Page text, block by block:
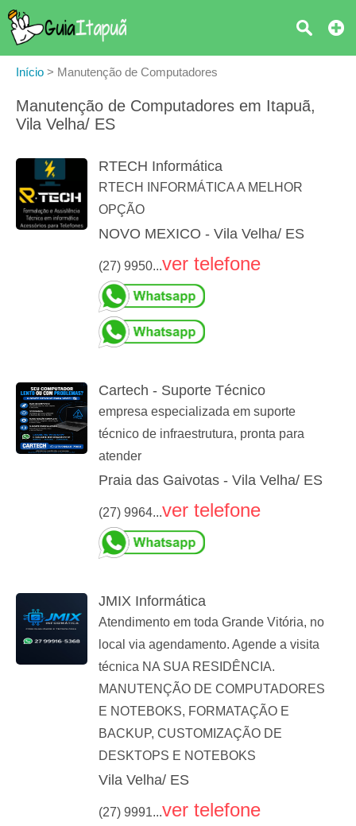
Início > Manutenção de Computadores
Manutenção de Computadores em Itapuã,
Vila Velha/ ES
RTECH Informática
RTECH INFORMÁTICA A MELHOR
OPÇÃO
NOVO MEXICO - Vila Velha/ ES
(27) 9950...ver telefone
Cartech - Suporte Técnico
empresa especializada em suporte
técnico de infraestrutura, pronta para
atender
Praia das Gaivotas - Vila Velha/ ES
(27) 9964...ver telefone
JMIX Informática
Atendimento em toda Grande Vitória, no
local via agendamento. Agende a visita
técnica NA SUA RESIDÊNCIA.
MANUTENÇÃO DE COMPUTADORES
E NOTEBOKS, FORMATAÇÃO E
BACKUP, CUSTOMIZAÇÃO DE
DESKTOPS E NOTEBOKS
Vila Velha/ ES
(27) 9991...ver telefone